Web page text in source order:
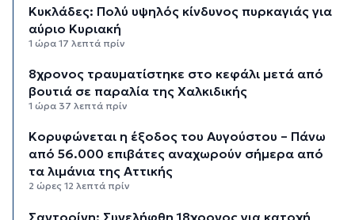
Κυκλάδες: Πολύ υψηλός κίνδυνος πυρκαγιάς για
αύριο Κυριακή
1 ώρα 17 λεπτά πρίν
8χρονος τραυματίστηκε στο κεφάλι μετά από
βουτιά σε παραλία της Χαλκιδικής
1 ώρα 37 λεπτά πρίν
Κορυφώνεται η έξοδος του Αυγούστου – Πάνω
από 56.000 επιβάτες αναχωρούν σήμερα από
τα λιμάνια της Αττικής
2 ώρες 12 λεπτά πρίν
Σαντορίνη: Συνελήφθη 18χρονος για κατοχή